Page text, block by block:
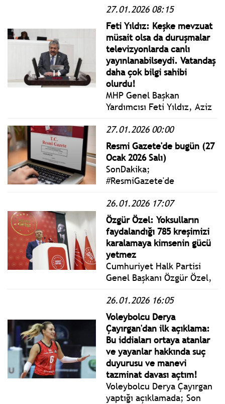
konuştu.
ancak tutuksuz
yargılanıyor. Diğer sanıklar
arasında çeşitli belediye
başkanları ve yöneticiler de
bulunuyor.
27.01.2026 08:15
Feti Yıldız: Keşke mevzuat
müsait olsa da duruşmalar
televizyonlarda canlı
yayınlanabilseydi. Vatandaş
daha çok bilgi sahibi
olurdu!
MHP Genel Başkan
Yardımcısı Feti Yıldız, Aziz
yaptığı değerlendirmede:
"Keşke mevzuat müsait olsa
da duruşmalar
televizyonlarda canlı
yayınlanabilseydi. Vatandaş
daha çok bilgi sahibi
olurdu."
27.01.2026 00:00
Resmi Gazete'de bugün (27
Ocak 2026 Salı)
SonDakika;
#ResmiGazete'de
Salı yönetmelik, genelge
ve tebliğler
takip edebilirsiniz.
26.01.2026 17:07
Özgür Özel: Yoksulların
faydalandığı 785 kreşimizi
karalamaya kimsenin gücü
yetmez
Cumhuriyet Halk Partisi
Genel Başkanı Özgür Özel,
Ofisi Yürütme Kurulu
Toplantısına başkanlık etti.
26.01.2026 16:05
Voleybolcu Derya
Çayırgan'dan ilk açıklama:
Bu iddiaları ortaya atanlar
ve yayanlar hakkında suç
duyurusu ve manevi
tazminat davası açtım!
Voleybolcu Derya Çayırgan
yaptığı açıklamada; Son